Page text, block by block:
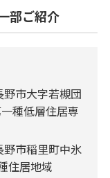
部ご紹介
市大字若槻団
種低層住居専
市稲里町中氷
住居地域